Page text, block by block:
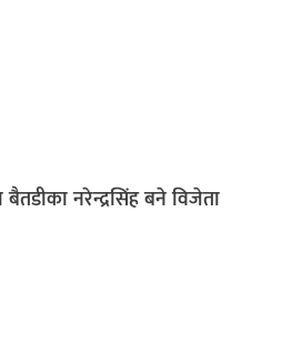
बैतडीका नरेन्द्रसिंह बने विजेता